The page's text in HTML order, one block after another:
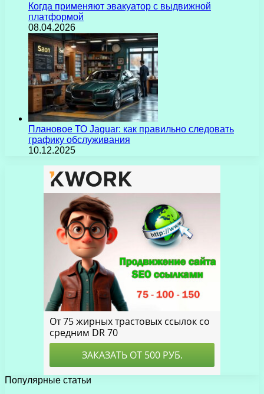
Когда применяют эвакуатор с выдвижной
платформой
08.04.2026
Плановое ТО Jaguar: как правильно следовать
графику обслуживания
10.12.2025
Популярные статьи